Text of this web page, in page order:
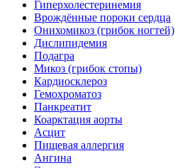
Гиперхолестеринемия
Врождённые пороки сердца
Онихомикоз (грибок ногтей)
Дислипидемия
Подагра
Микоз (грибок стопы)
Кардиосклероз
Гемохроматоз
Панкреатит
Коарктация аорты
Асцит
Пищевая аллергия
Ангина